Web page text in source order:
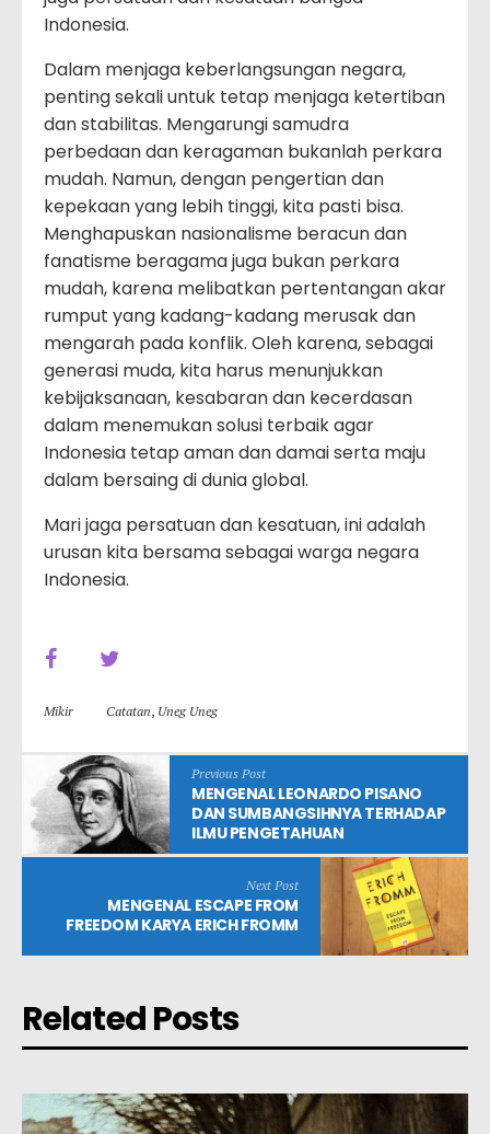
Indonesia.
Dalam menjaga keberlangsungan negara,
penting sekali untuk tetap menjaga ketertiban
dan stabilitas. Mengarungi samudra
perbedaan dan keragaman bukanlah perkara
mudah. Namun, dengan pengertian dan
kepekaan yang lebih tinggi, kita pasti bisa.
Menghapuskan nasionalisme beracun dan
fanatisme beragama juga bukan perkara
mudah, karena melibatkan pertentangan akar
rumput yang kadang-kadang merusak dan
mengarah pada konflik. Oleh karena, sebagai
generasi muda, kita harus menunjukkan
kebijaksanaan, kesabaran dan kecerdasan
dalam menemukan solusi terbaik agar
Indonesia tetap aman dan damai serta maju
dalam bersaing di dunia global.
Mari jaga persatuan dan kesatuan, ini adalah
urusan kita bersama sebagai warga negara
Indonesia.
Mikir Catatan, Uneg Uneg
Previous Post
MENGENAL LEONARDO PISANO
DAN SUMBANGSIHNYA TERHADAP
ILMU PENGETAHUAN
Next Post
MENGENAL ESCAPE FROM
FREEDOM KARYA ERICH FROMM
Related Posts